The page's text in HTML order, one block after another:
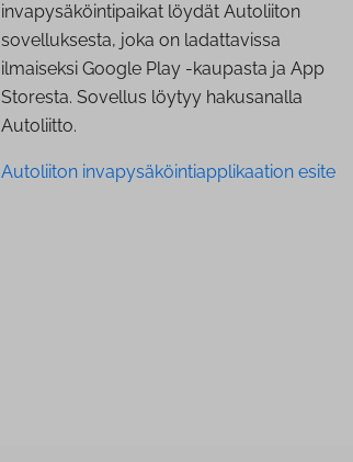
invapysäköintipaikat löydät Autoliiton
sovelluksesta, joka on ladattavissa
ilmaiseksi Google Play -kaupasta ja App
Storesta. Sovellus löytyy hakusanalla
Autoliitto.
Autoliiton invapysäköintiapplikaation esite